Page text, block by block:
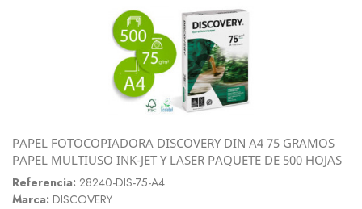
PAPEL FOTOCOPIADORA DISCOVERY DIN A4 75 GRAMOS
PAPEL MULTIUSO INK-JET Y LASER PAQUETE DE 500 HOJAS
Referencia: 28240-DIS-75-A4
Marca: DISCOVERY